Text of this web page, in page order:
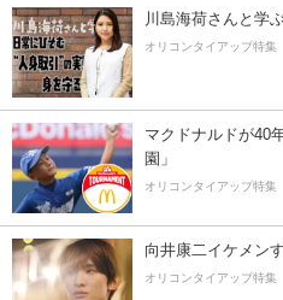
川島海荷さんと学
オリコンタイアップ特集
マクドナルドが40
園」
オリコンタイアップ特集
向井康二イケメン
オリコンタイアップ特集